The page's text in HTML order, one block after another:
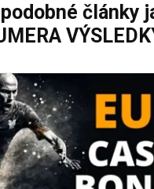
články